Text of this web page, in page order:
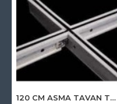
120 CM ASMA TAVAN TALİ TAŞIYICI PROFİLİ KANALLI T 24